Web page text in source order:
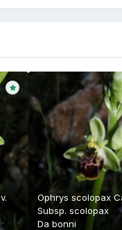
Ophrys scolopax
Subsp. scolopax
Dabonni